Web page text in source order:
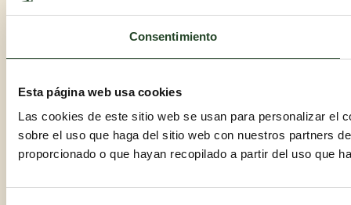
Consentimiento
Esta página web usa cookies
Las cookies de este sitio web se usan para personalizar el
sobre el uso que haga del sitio web con nuestros partners
proporcionado o que hayan recopilado a partir del uso que